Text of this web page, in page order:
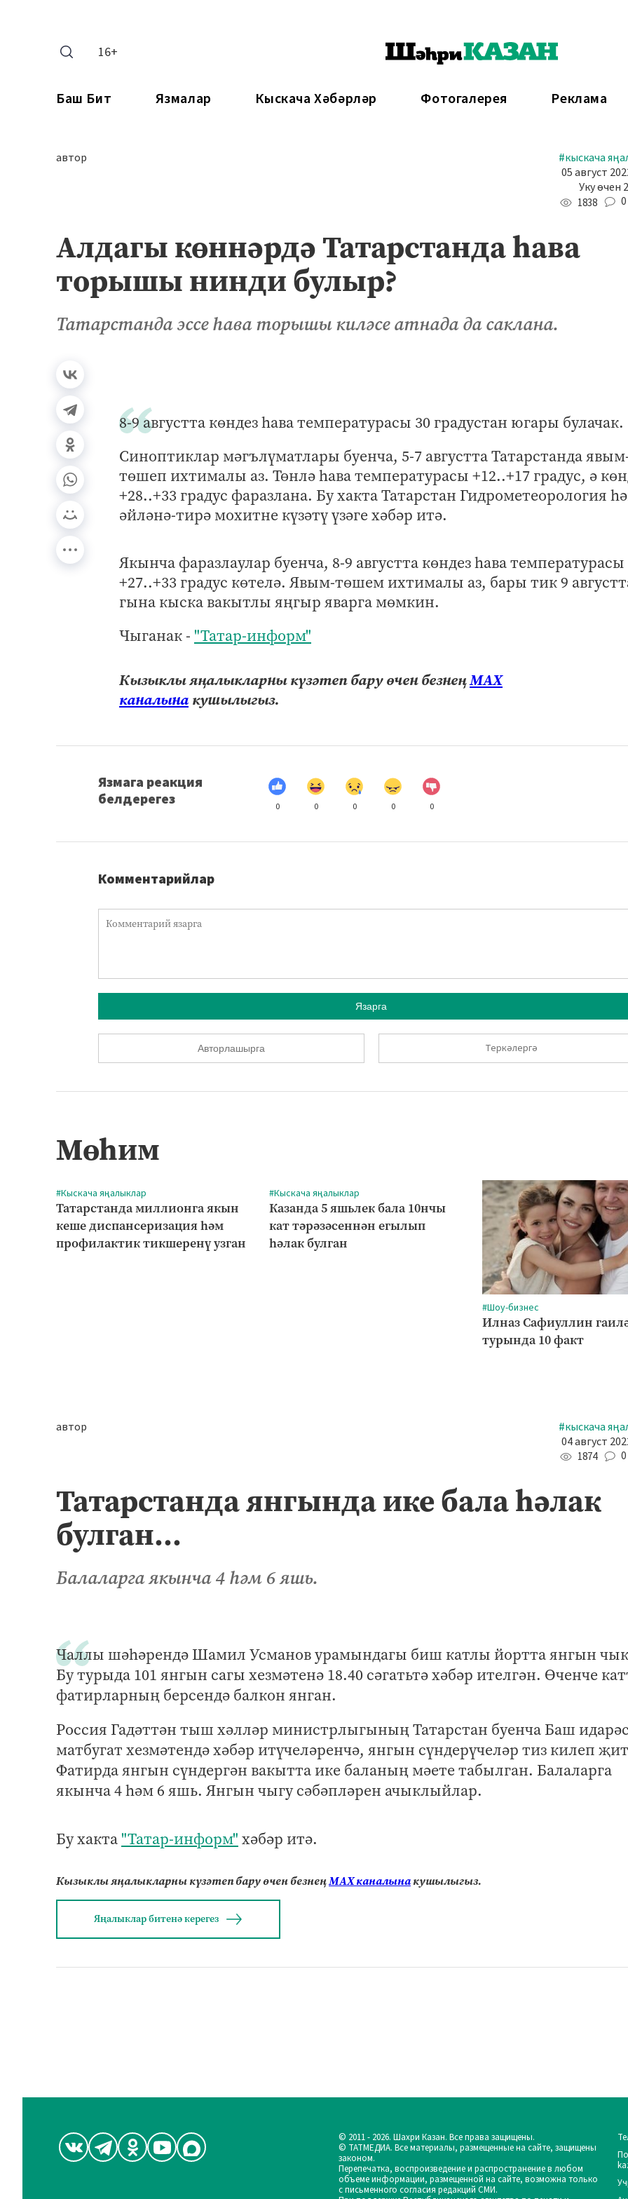
16+
Баш Бит Язмалар Кыскача Хәбәрләр Фотогалерея Реклама
автор
#кыскача
05 август
Уку өчен
1838 0
Алдагы көннәрдә Татарстанда һава
торышы нинди булыр?
Татарстанда эссе һава торышы киләсе атнада да саклана.
8-9 августта көндез һава температурасы 30 градустан югары булачак.
Синоптиклар мәгълүматлары буенча, 5-7 августта Татарстанда
төшеп ихтималы аз. Төнлә һава температурасы +12..+17 градус, ә
+28..+33 градус фаразлана. Бу хакта Татарстан Гидрометеорология
әйләнә-тирә мохитне күзәтү үзәге хәбәр итә.
Якынча фаразлаулар буенча, 8-9 августта көндез һава температурасы
+27..+33 градус көтелә. Явым-төшем ихтималы аз, бары тик 9
гына кыска вакытлы яңгыр яварга мөмкин.
Чыганак - "Татар-информ"
Кызыклы яңалыкларны күзәтеп бару өчен безнеңМАХ
каналына кушылыгыз.
Язмага реакция
белдерегез
0 0 0 0 0
Комментарийлар
Язарга
Авторлашырга Теркәлергә
Мөһим
#Кыскача яңалыклар
Татарстанда миллионга якын
кеше диспансеризация һәм
профилактик тикшеренү узган
#Кыскача яңалыклар
Казанда 5 яшьлек бала 10нчы
кат тәрәзәсеннән егылып
һәлак булган
#Шоу-бизнес
Илназ Сафиуллин
турында 10 факт
автор
#кыскача
04 август
1874 0
Татарстанда янгында ике бала һәлак
булган...
Балаларга якынча 4 һәм 6 яшь.
Чаллы шәһәрендә Шамил Усманов урамындагы биш катлы йортта янгын
Бу турыда 101 янгын сагы хезмәтенә 18.40 сәгатьтә хәбәр ителгән. Өченче
фатирларның берсендә балкон янган.
Россия Гадәттән тыш хәлләр министрлыгының Татарстан буенча Баш
матбугат хезмәтендә хәбәр итүчеләренчә, янгын сүндерүчеләр тиз килеп
Фатирда янгын сүндергән вакытта ике баланың мәете табылган. Балаларга
якынча 4 һәм 6 яшь. Янгын чыгу сәбәпләрен ачыклыйлар.
Бу хакта "Татар-информ" хәбәр итә.
Кызыклы яңалыкларны күзәтеп бару өчен безнеңМАХ каналынакушылыгыз.
Яңалыклар битенә керегез
© 2011 - 2026. Шахри Казан. Все права защищены.
© ТАТМЕДИА. Все материалы, размещенные на сайте, защищены
законом.
Перепечатка, воспроизведение и распространение в любом
объеме информации, размещенной на сайте, возможна только
с письменного согласия редакций СМИ.